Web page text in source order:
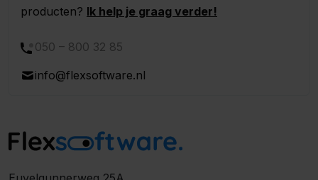
producten? Ik help je graag verder!
050 – 800 32 85
info@flexsoftware.nl